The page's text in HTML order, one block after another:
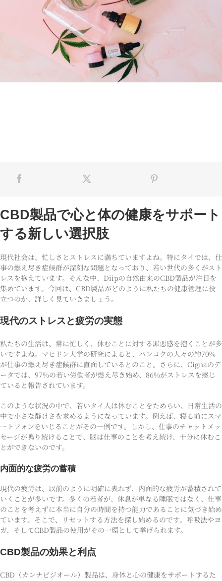
CBD製品で心と体の健康をサポート
する新しい選択肢
現代社会は、忙しさとストレスに満ちていますよね。特にタイでは、仕
事の燃え尽き症候群が深刻な問題となっており、若い世代の多くがスト
レスを抱えています。そんな中、Diipの自然由来のCBD製品が注目を
集めています。今回は、CBD製品がどのように私たちの健康管理に役
立つのか、詳しく見ていきましょう。
現代のストレスと疲労の実態
私たちの生活は、常に忙しく、休むことに対する罪悪感を抱くことが多
いですよね。マヒドン大学の研究によると、バンコクの人々の約70%
が仕事の燃え尽き症候群に直面しているとのこと。さらに、Cignaのデ
ータでは、97%の若い労働者が燃え尽き始め、86%がストレスを感じ
ていると報告されています。
このような状況の中で、若いタイ人は休むことをためらい、日常生活の
中で小さな静けさを求めるようになっています。例えば、寝る前にスマ
ートフォンをいじることがその一例です。しかし、仕事のチャットメッ
セージが鳴り続けることで、脳は仕事のことを考え続け、十分に休むこ
とができないのです。
内面的な疲労の蓄積
現代の疲労は、以前のように明確に表れず、内面的な疲労が蓄積されて
いくことが多いです。多くの若者が、休息が単なる睡眠ではなく、仕事
のことを考えずに本当に自分の時間を持つ能力であることに気づき始め
ています。そこで、リセットする方法を探し始めるのです。呼吸法やヨ
ガ、そしてCBD製品の使用がその一環として挙げられます。
CBD製品の効果と利点
CBD（カンナビジオール）製品は、身体と心の健康をサポートするた